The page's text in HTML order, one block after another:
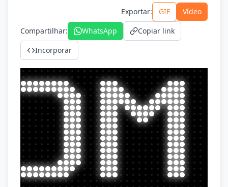
Exportar: GIF
Vídeo
Compartilhar: WhatsApp
Copiar link
Incorporar